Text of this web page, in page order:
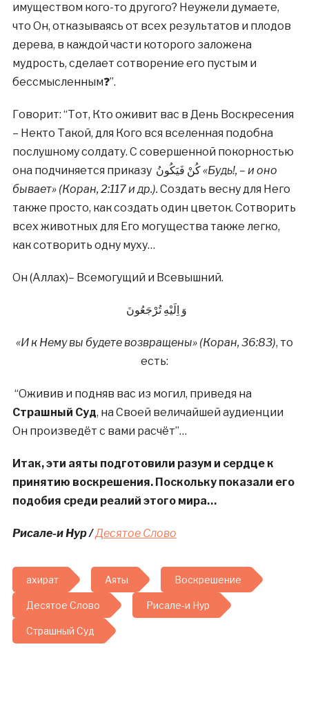
имуществом кого-то другого? Неужели думаете,
что Он, отказываясь от всех результатов и плодов
дерева, в каждой части которого заложена
мудрость, сделает сотворение его пустым и
бессмысленным❓”.
Говорит: “Тот, Кто оживит вас в День Воскресения
– Некто Такой, для Кого вся вселенная подобна
послушному солдату. С совершенной покорностью
она подчиняется приказу كُنْ فَيَكُونُ«Будь!, – и оно
бывает» (Коран, 2:117 и др.). Создать весну для Него
также просто, как создать один цветок. Сотворить
всех животных для Его могущества также легко,
как сотворить одну муху…
Он (Аллах)– Всемогущий и Всевышний.
«И к Нему вы будете возвращены» (Коран, 36:83), то
есть:
“Оживив и подняв вас из могил, приведя на
Страшный Суд, на Своей величайшей аудиенции
Он произведёт с вами расчёт”…
Итак, эти аяты подготовили разум и сердце к
принятию воскрешения. Поскольку показали его
подобия среди реалий этого мира…
Рисале-и Нур /Десятое Слово
ахират Аяты Воскрешение
Десятое Слово Рисале-и Нур
Страшный Суд